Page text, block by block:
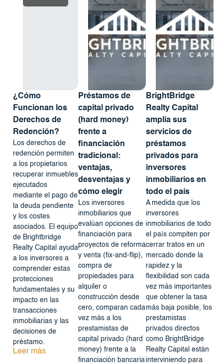
¿Cómo
Funcionan los
Derechos de
Redención?
Los derechos de
redención permiten
a los propietarios
recuperar inmuebles
ejecutados
mediante el pago de
la deuda pendiente
y los costes
asociados. El equipo
de Brightbridge
Realty Capital ayuda
a los inversores a
comprender estas
protecciones
fundamentales y su
impacto en las
transacciones
inmobiliarias y las
decisiones de
préstamo.
Leer más
Préstamos de
capital privado
(hard money)
frente a
financiación
tradicional:
ventajas,
desventajas y
cómo elegir
Los inversores
inmobiliarios que
evalúan opciones de
financiación para
proyectos de reforma
y venta (fix-and-flip),
compra de
propiedades para
alquiler o
construcción desde
cero, comparan cada
vez más a los
prestamistas de
capital privado (hard
money) frente a la
financiación bancaria
BrightBridge
Realty Capital
amplía sus
servicios de
préstamos
privados para
inversores
inmobiliarios en
todo el país
A medida que los
inversores
inmobiliarios de todo
el país compiten por
cerrar tratos en un
mercado donde la
rapidez y la
flexibilidad son cada
vez más importantes
que obtener la tasa
más baja posible, los
prestamistas
privados directos
como BrightBridge
Realty Capital están
interviniendo para